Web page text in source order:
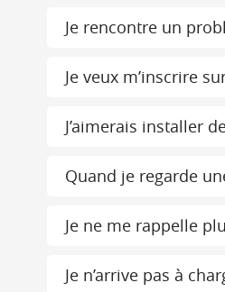
Je rencontre un
Je veux m’inscrire
J’aimerais installer
Quand je regarde
Je ne me rappelle
Je n’arrive pas à